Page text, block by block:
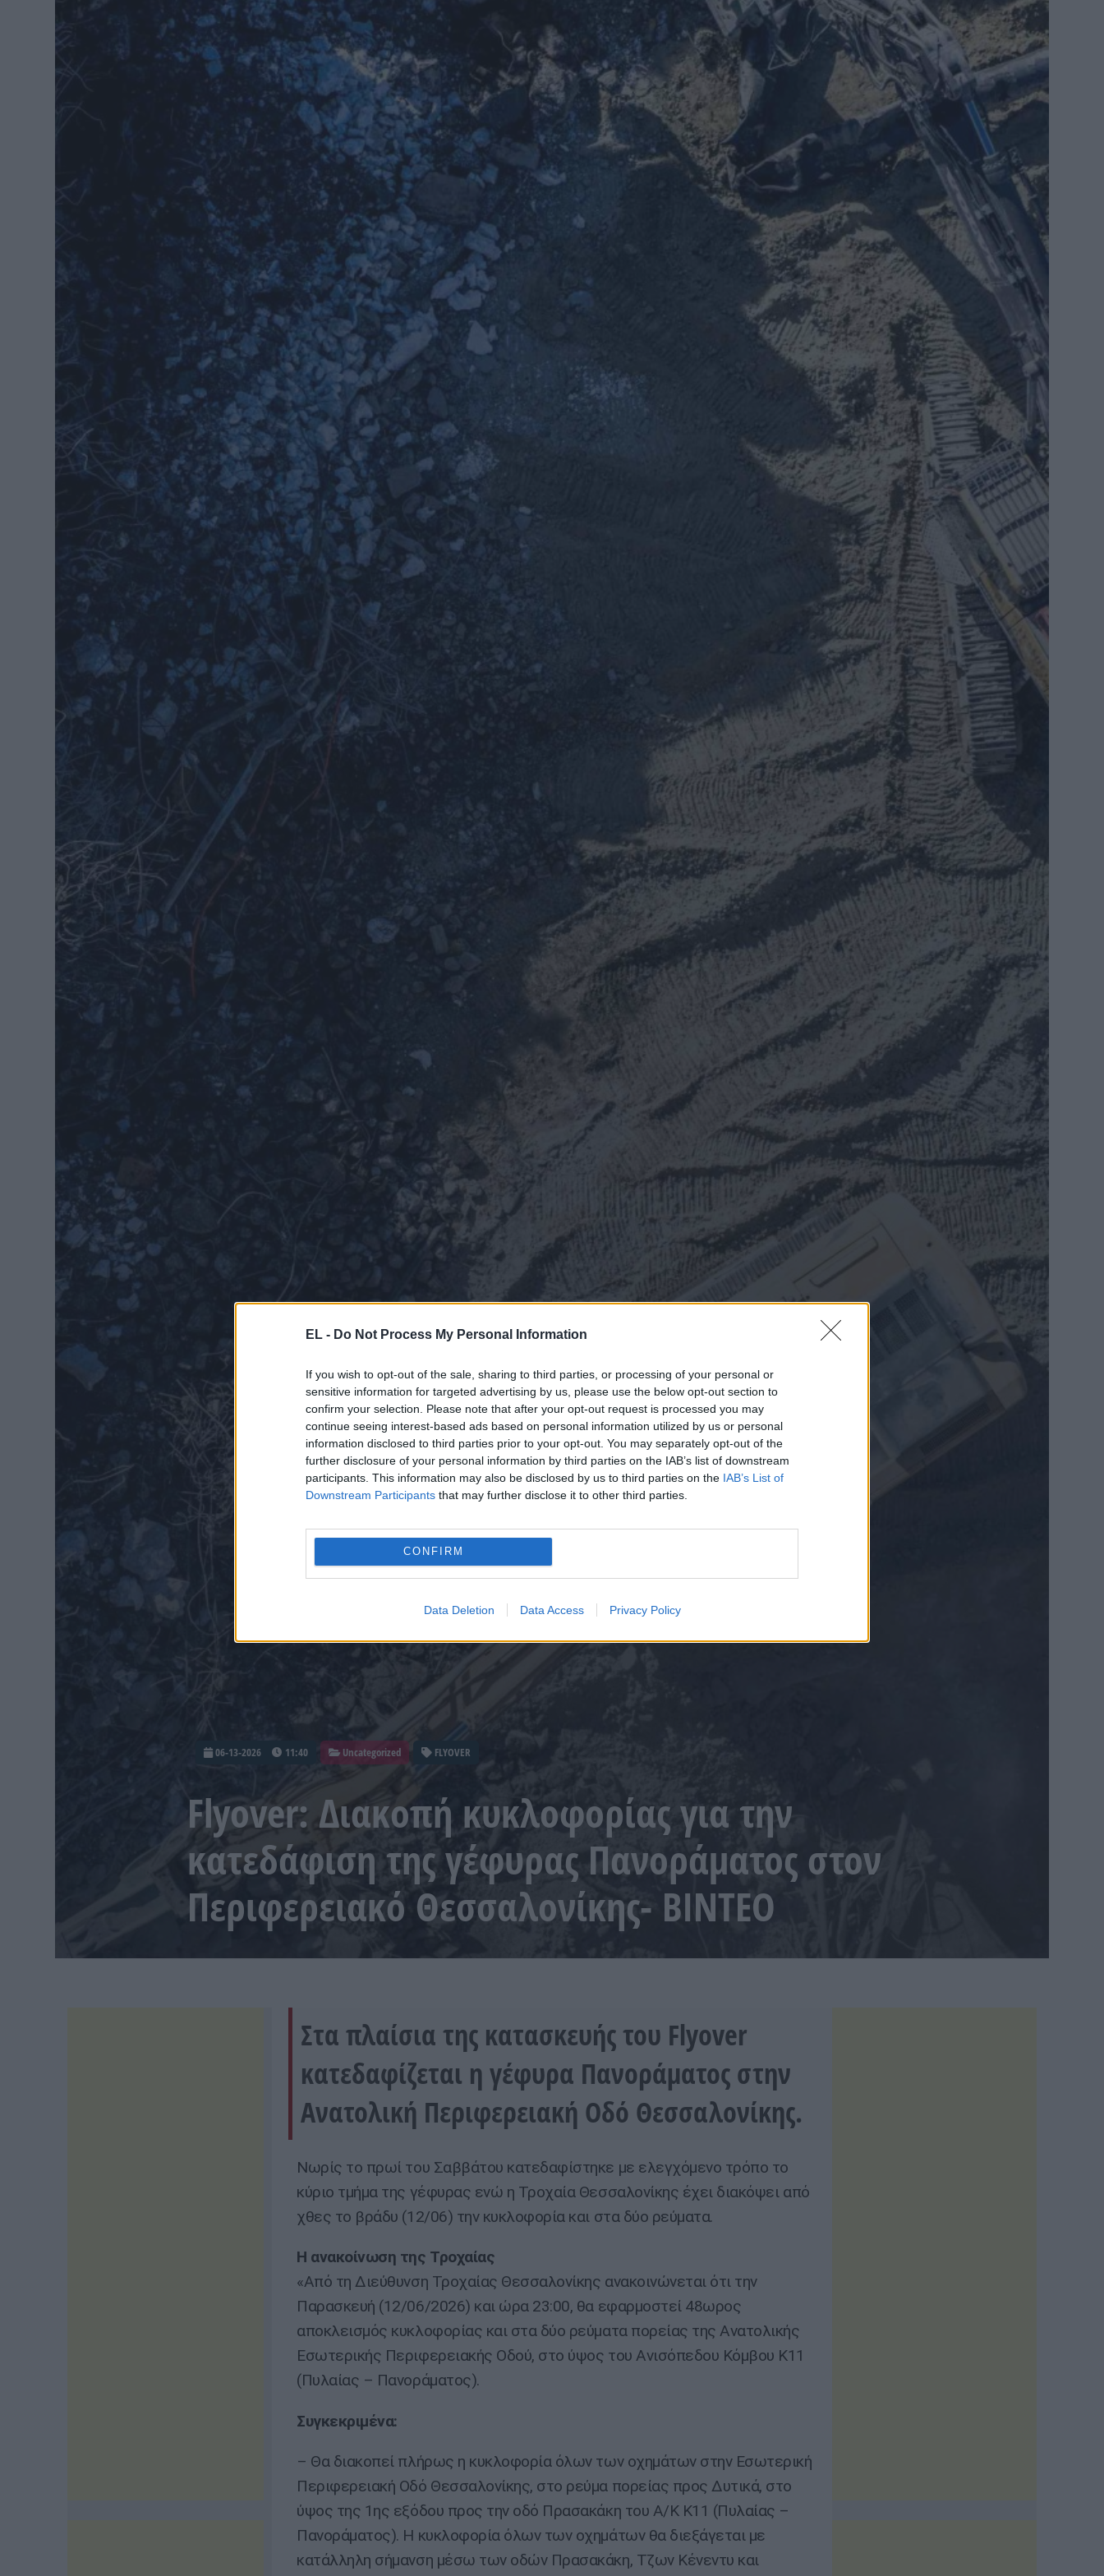
EL - Do Not Process My Personal Information
If you wish to opt-out of the sale, sharing to third parties, or processing of your personal or
sensitive information for targeted advertising by us, please use the below opt-out section to
confirm your selection. Please note that after your opt-out request is processed you may
continue seeing interest-based ads based on personal information utilized by us or personal
information disclosed to third parties prior to your opt-out. You may separately opt-out of the
further disclosure of your personal information by third parties on the IAB’s list of downstream
participants. This information may also be disclosed by us to third parties on the IAB’s List of
Downstream Participants that may further disclose it to other third parties.
CONFIRM
Data Deletion Data Access Privacy Policy
06-13-2026 11:40 Uncategorized FLYOVER
Flyover: Διακοπή κυκλοφορίας για την
κατεδάφιση της γέφυρας Πανοράματος στον
Περιφερειακό Θεσσαλονίκης- ΒΙΝΤΕΟ
Στα πλαίσια της κατασκευής του Flyover
κατεδαφίζεται η γέφυρα Πανοράματος στην
Ανατολική Περιφερειακή Οδό Θεσσαλονίκης.
Νωρίς το πρωί του Σαββάτου κατεδαφίστηκε με ελεγχόμενο τρόπο το
κύριο τμήμα της γέφυρας ενώ η Τροχαία Θεσσαλονίκης έχει διακόψει από
χθες το βράδυ (12/06) την κυκλοφορία και στα δύο ρεύματα.
Η ανακοίνωση της Τροχαίας
«Από τη Διεύθυνση Τροχαίας Θεσσαλονίκης ανακοινώνεται ότι την
Παρασκευή (12/06/2026) και ώρα 23:00, θα εφαρμοστεί 48ωρος
αποκλεισμός κυκλοφορίας και στα δύο ρεύματα πορείας της Ανατολικής
Εσωτερικής Περιφερειακής Οδού, στο ύψος του Ανισόπεδου Κόμβου Κ11
(Πυλαίας – Πανοράματος).
Συγκεκριμένα:
– Θα διακοπεί πλήρως η κυκλοφορία όλων των οχημάτων στην Εσωτερική
Περιφερειακή Οδό Θεσσαλονίκης, στο ρεύμα πορείας προς Δυτικά, στο
ύψος της 1ης εξόδου προς την οδό Πρασακάκη του Α/Κ Κ11 (Πυλαίας –
Πανοράματος). Η κυκλοφορία όλων των οχημάτων θα διεξάγεται με
κατάλληλη σήμανση μέσω των οδών Πρασακάκη, Τζων Κένεντυ και